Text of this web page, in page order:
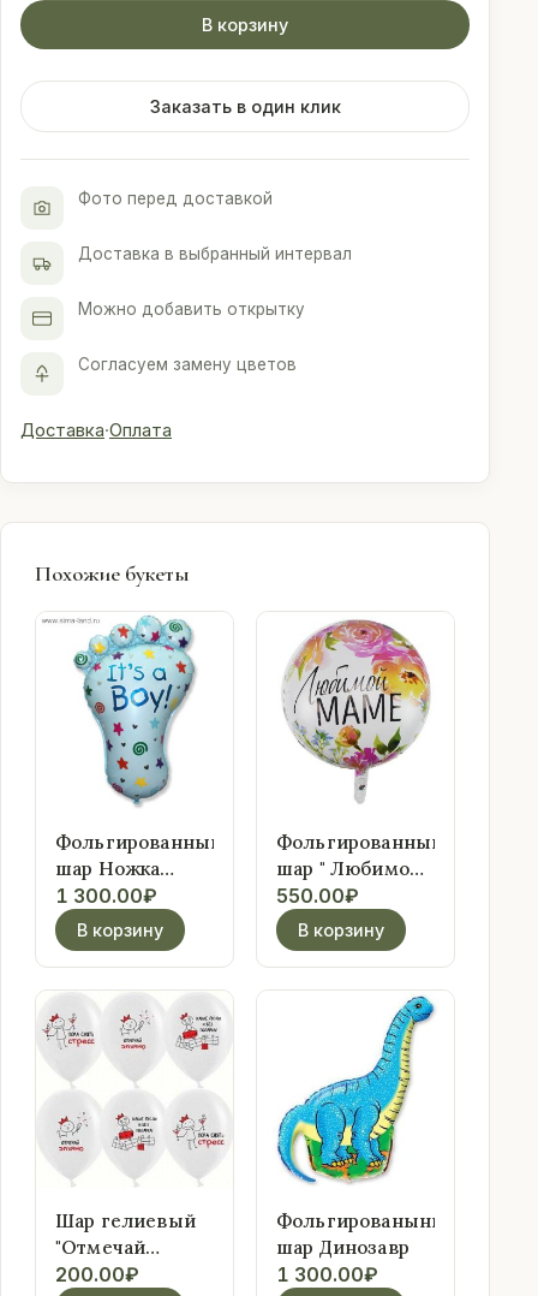
Сет
2063
В корзину
Заказать в один клик
Фото перед доставкой
Доставка в выбранный интервал
Можно добавить открытку
Согласуем замену цветов
Доставка·Оплата
Похожие букеты
Фольгированный
шар Ножка
(голубая)
1 300.00₽
В корзину
Фольгированный
шар " Любимой
маме" (2)
550.00₽
В корзину
Шар гелиевый
"Отмечай
эпично!"
200.00₽
Фольгированынй
шар Динозавр
1 300.00₽